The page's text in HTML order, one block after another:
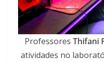
Professores Thifani
atividades no